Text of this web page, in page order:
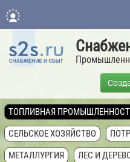
ТОПЛИВНАЯ
СЕЛЬСКОЕ ХОЗЯЙСТВО
МЕТАЛЛУРГИЯ
ЛЕС И